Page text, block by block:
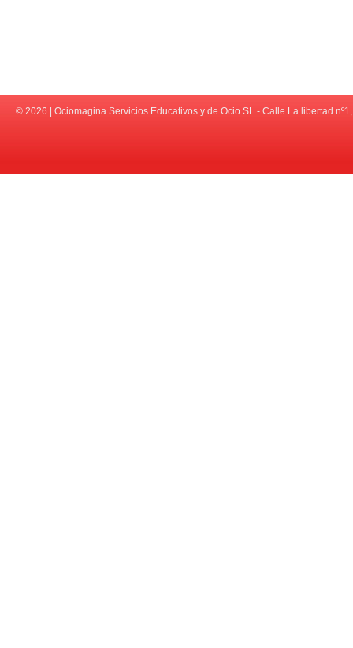
© 2026 | Ociomagina Servicios Educativos y de Ocio SL - Calle La